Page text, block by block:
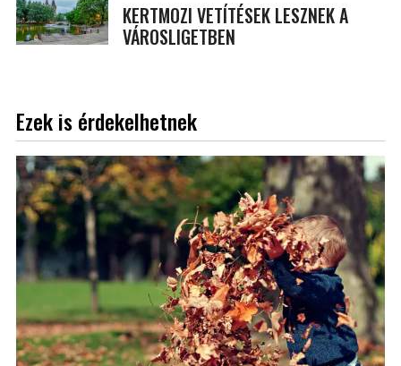
KERTMOZI VETÍTÉSEK LESZNEK A
VÁROSLIGETBEN
Ezek is érdekelhetnek